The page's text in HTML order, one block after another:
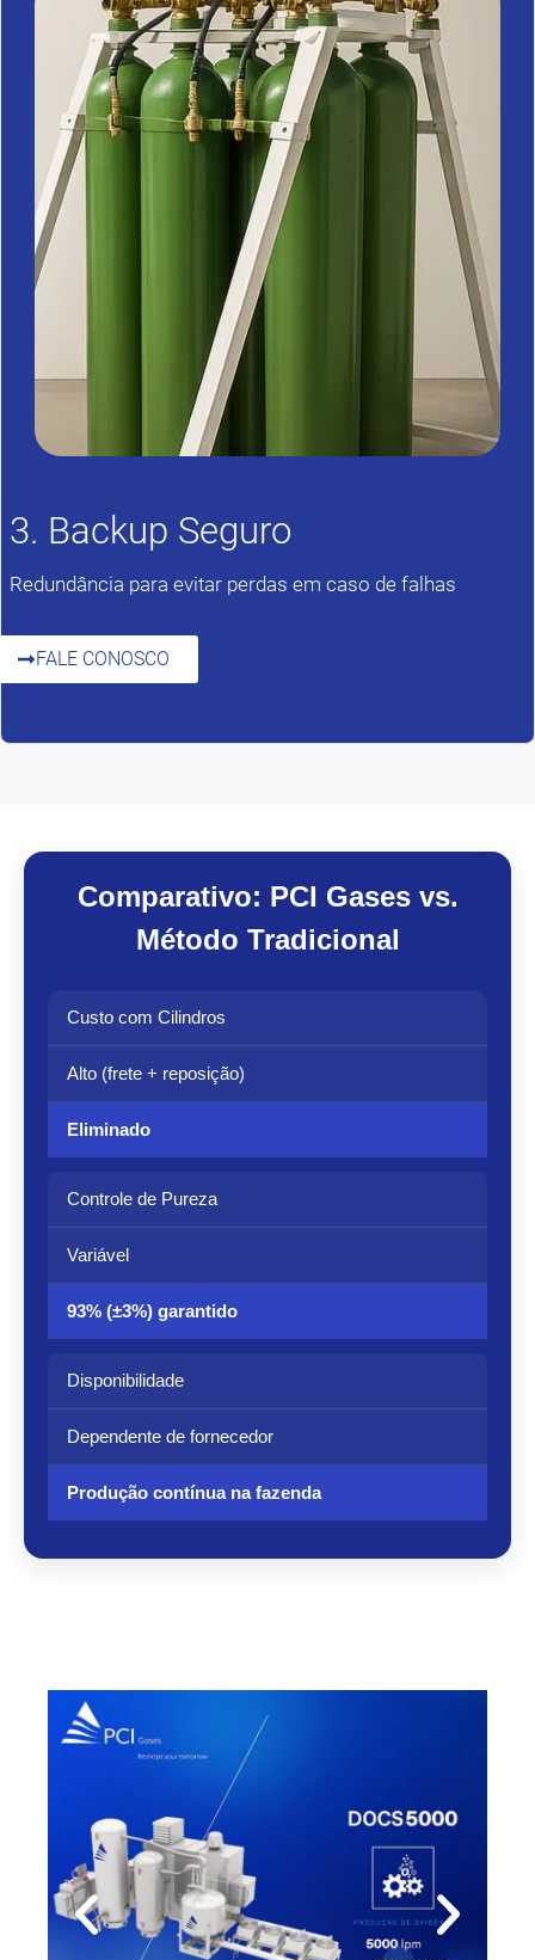
3. Backup Seguro
Redundância para evitar perdas em caso de falhas
FALE CONOSCO
Comparativo: PCI Gases vs.
Método Tradicional
Custo com Cilindros
Alto (frete + reposição)
Eliminado
Controle de Pureza
Variável
93% (±3%) garantido
Disponibilidade
Dependente de fornecedor
Produção contínua na fazenda